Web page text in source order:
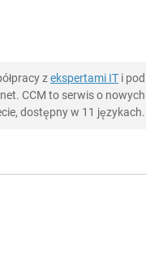
zekspertami IT i pod
CCM to serwis o nowych
dostępny w 11 językach.